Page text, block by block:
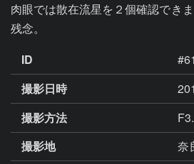
肉眼では散在流星を２個確認でき
残念。
ID
撮影日時
撮影方法
撮影地
奈